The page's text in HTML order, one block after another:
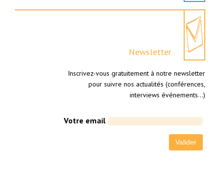
Newsletter
Inscrivez-vous gratuitement à notre newsletter
pour suivre nos actualités (conférences,
interviews événements…)
Votre email